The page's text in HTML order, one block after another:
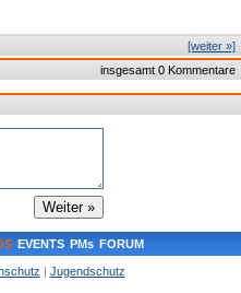
[weiter »]
insgesamt 0 Kommentare
EVENTS PMs FORUM
| Jugendschutz